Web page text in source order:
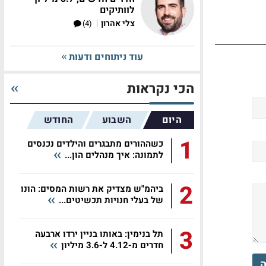
לוותיקים
צלי אהרון |
(4)
עוד ניתוחים ודעות
הכי נקראות
היום השבוע החודש
1
כשההורים מתבגרים והילדים נכנסים
לתמונה: איך מנהלים הון...
2
ביהמ"ש מצדיק את רשות המסים: הונו
של בעלי חנויות תכשיטים...
3
תל בנימין: באותו בניין ירדו ארבעה
חדרים מ-4.12 ל-3.6 מיליון